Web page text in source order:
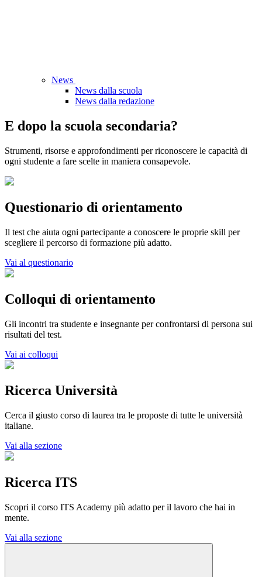
News
News dalla scuola
News dalla redazione
E dopo la scuola secondaria?
Strumenti, risorse e approfondimenti per riconoscere le capacità di
ogni studente a fare scelte in maniera consapevole.
Questionario di orientamento
Il test che aiuta ogni partecipante a conoscere le proprie skill per
scegliere il percorso di formazione più adatto.
Vai al questionario
Colloqui di orientamento
Gli incontri tra studente e insegnante per confrontarsi di persona sui
risultati del test.
Vai ai colloqui
Ricerca Università
Cerca il giusto corso di laurea tra le proposte di tutte le università
italiane.
Vai alla sezione
Ricerca ITS
Scopri il corso ITS Academy più adatto per il lavoro che hai in
mente.
Vai alla sezione